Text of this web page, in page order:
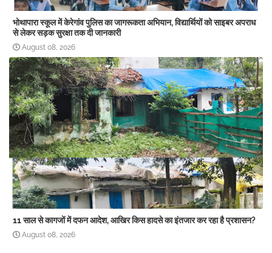
भोथापारा स्कूल में केरेगांव पुलिस का जागरूकता अभियान, विद्यार्थियों को साइबर अपराध
से लेकर सड़क सुरक्षा तक दी जानकारी
August 08, 2026
11 साल से कागजों में दफन आदेश, आखिर किस हादसे का इंतजार कर रहा है प्रशासन?
August 08, 2026